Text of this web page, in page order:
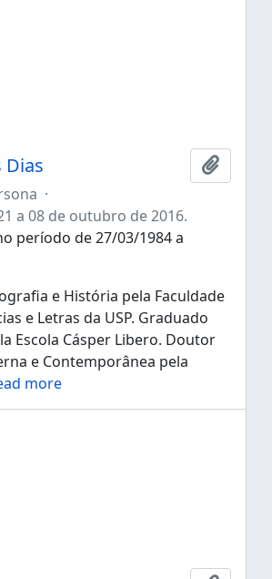
Dias
Añadir
·
a 08 de outubro de 2016.
período de 27/03/1984 a
e História pela Faculdade
e Letras da USP. Graduado
Escola Cásper Libero. Doutor
e Contemporânea pela
more